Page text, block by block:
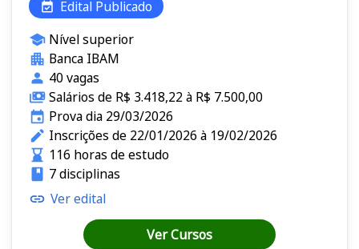
Edital Publicado
Nível superior
Banca IBAM
40 vagas
Salários de R$ 3.418,22 à R$ 7.500,00
Prova dia 29/03/2026
Inscrições de 22/01/2026 à 19/02/2026
116 horas de estudo
7 disciplinas
Ver edital
Ver Cursos